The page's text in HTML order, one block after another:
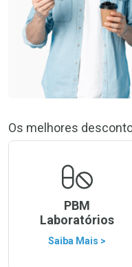
Os melhores
PBM
Laboratórios
Saiba Mais >